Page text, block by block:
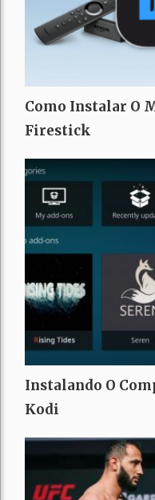
Como Instalar O
Firestick
Instalando O
Kodi